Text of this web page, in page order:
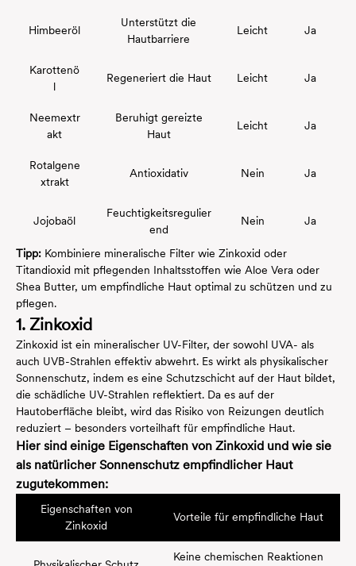
Himbeeröl
Unterstützt die
Hautbarriere
Leicht Ja
Karottenö
l
Regeneriert die Haut Leicht Ja
Neemextr
akt
Beruhigt gereizte
Haut
Leicht Ja
Rotalgene
xtrakt
Antioxidativ Nein Ja
Jojobaöl
Feuchtigkeitsregulier
end
Nein Ja
Tipp: Kombiniere mineralische Filter wie Zinkoxid oder
Titandioxid mit pflegenden Inhaltsstoffen wie Aloe Vera oder
Shea Butter, um empfindliche Haut optimal zu schützen und zu
pflegen.
1. Zinkoxid
Zinkoxid ist ein mineralischer UV-Filter, der sowohl UVA- als
auch UVB-Strahlen effektiv abwehrt. Es wirkt als physikalischer
Sonnenschutz, indem es eine Schutzschicht auf der Haut bildet,
die schädliche UV-Strahlen reflektiert. Da es auf der
Hautoberfläche bleibt, wird das Risiko von Reizungen deutlich
reduziert – besonders vorteilhaft für empfindliche Haut.
Hier sind einige Eigenschaften von Zinkoxid und wie sie
als natürlicher Sonnenschutz empfindlicher Haut
zugutekommen:
Eigenschaften von
Zinkoxid
Vorteile für empfindliche Haut
Keine chemischen Reaktionen